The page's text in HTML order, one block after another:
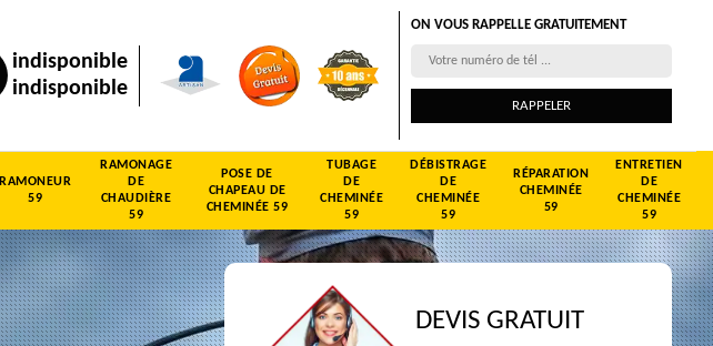
indisponible
indisponible
ON VOUS RAPPELLE GRATUITEMENT
RAMONEUR
59
RAMONAGE
DE
CHAUDIÈRE
59
POSE DE
CHAPEAU DE
CHEMINÉE 59
TUBAGE
DE
CHEMINÉE
59
DÉBISTRAGE
DE
CHEMINÉE
59
RÉPARATION
CHEMINÉE
59
ENTRETIEN
DE
CHEMINÉE
59
DEVIS GRATUIT